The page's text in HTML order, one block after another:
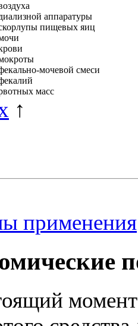
аппаратуры
пищевых яиц
мочевой смеси
масс
↑
применения